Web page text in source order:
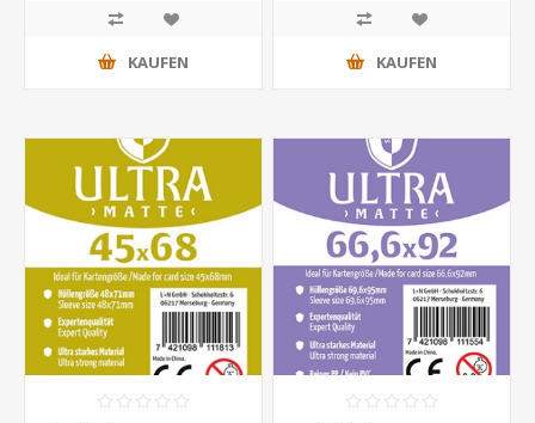
KAUFEN KAUFEN